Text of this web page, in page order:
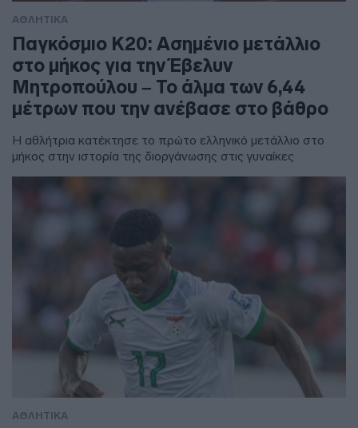
ΑΘΛΗΤΙΚΑ
Παγκόσμιο Κ20: Ασημένιο μετάλλιο
στο μήκος για την Έβελυν
Μητροπούλου – Το άλμα των 6,44
μέτρων που την ανέβασε στο βάθρο
Η αθλήτρια κατέκτησε το πρώτο ελληνικό μετάλλιο στο
μήκος στην ιστορία της διοργάνωσης στις γυναίκες
ΑΘΛΗΤΙΚΑ